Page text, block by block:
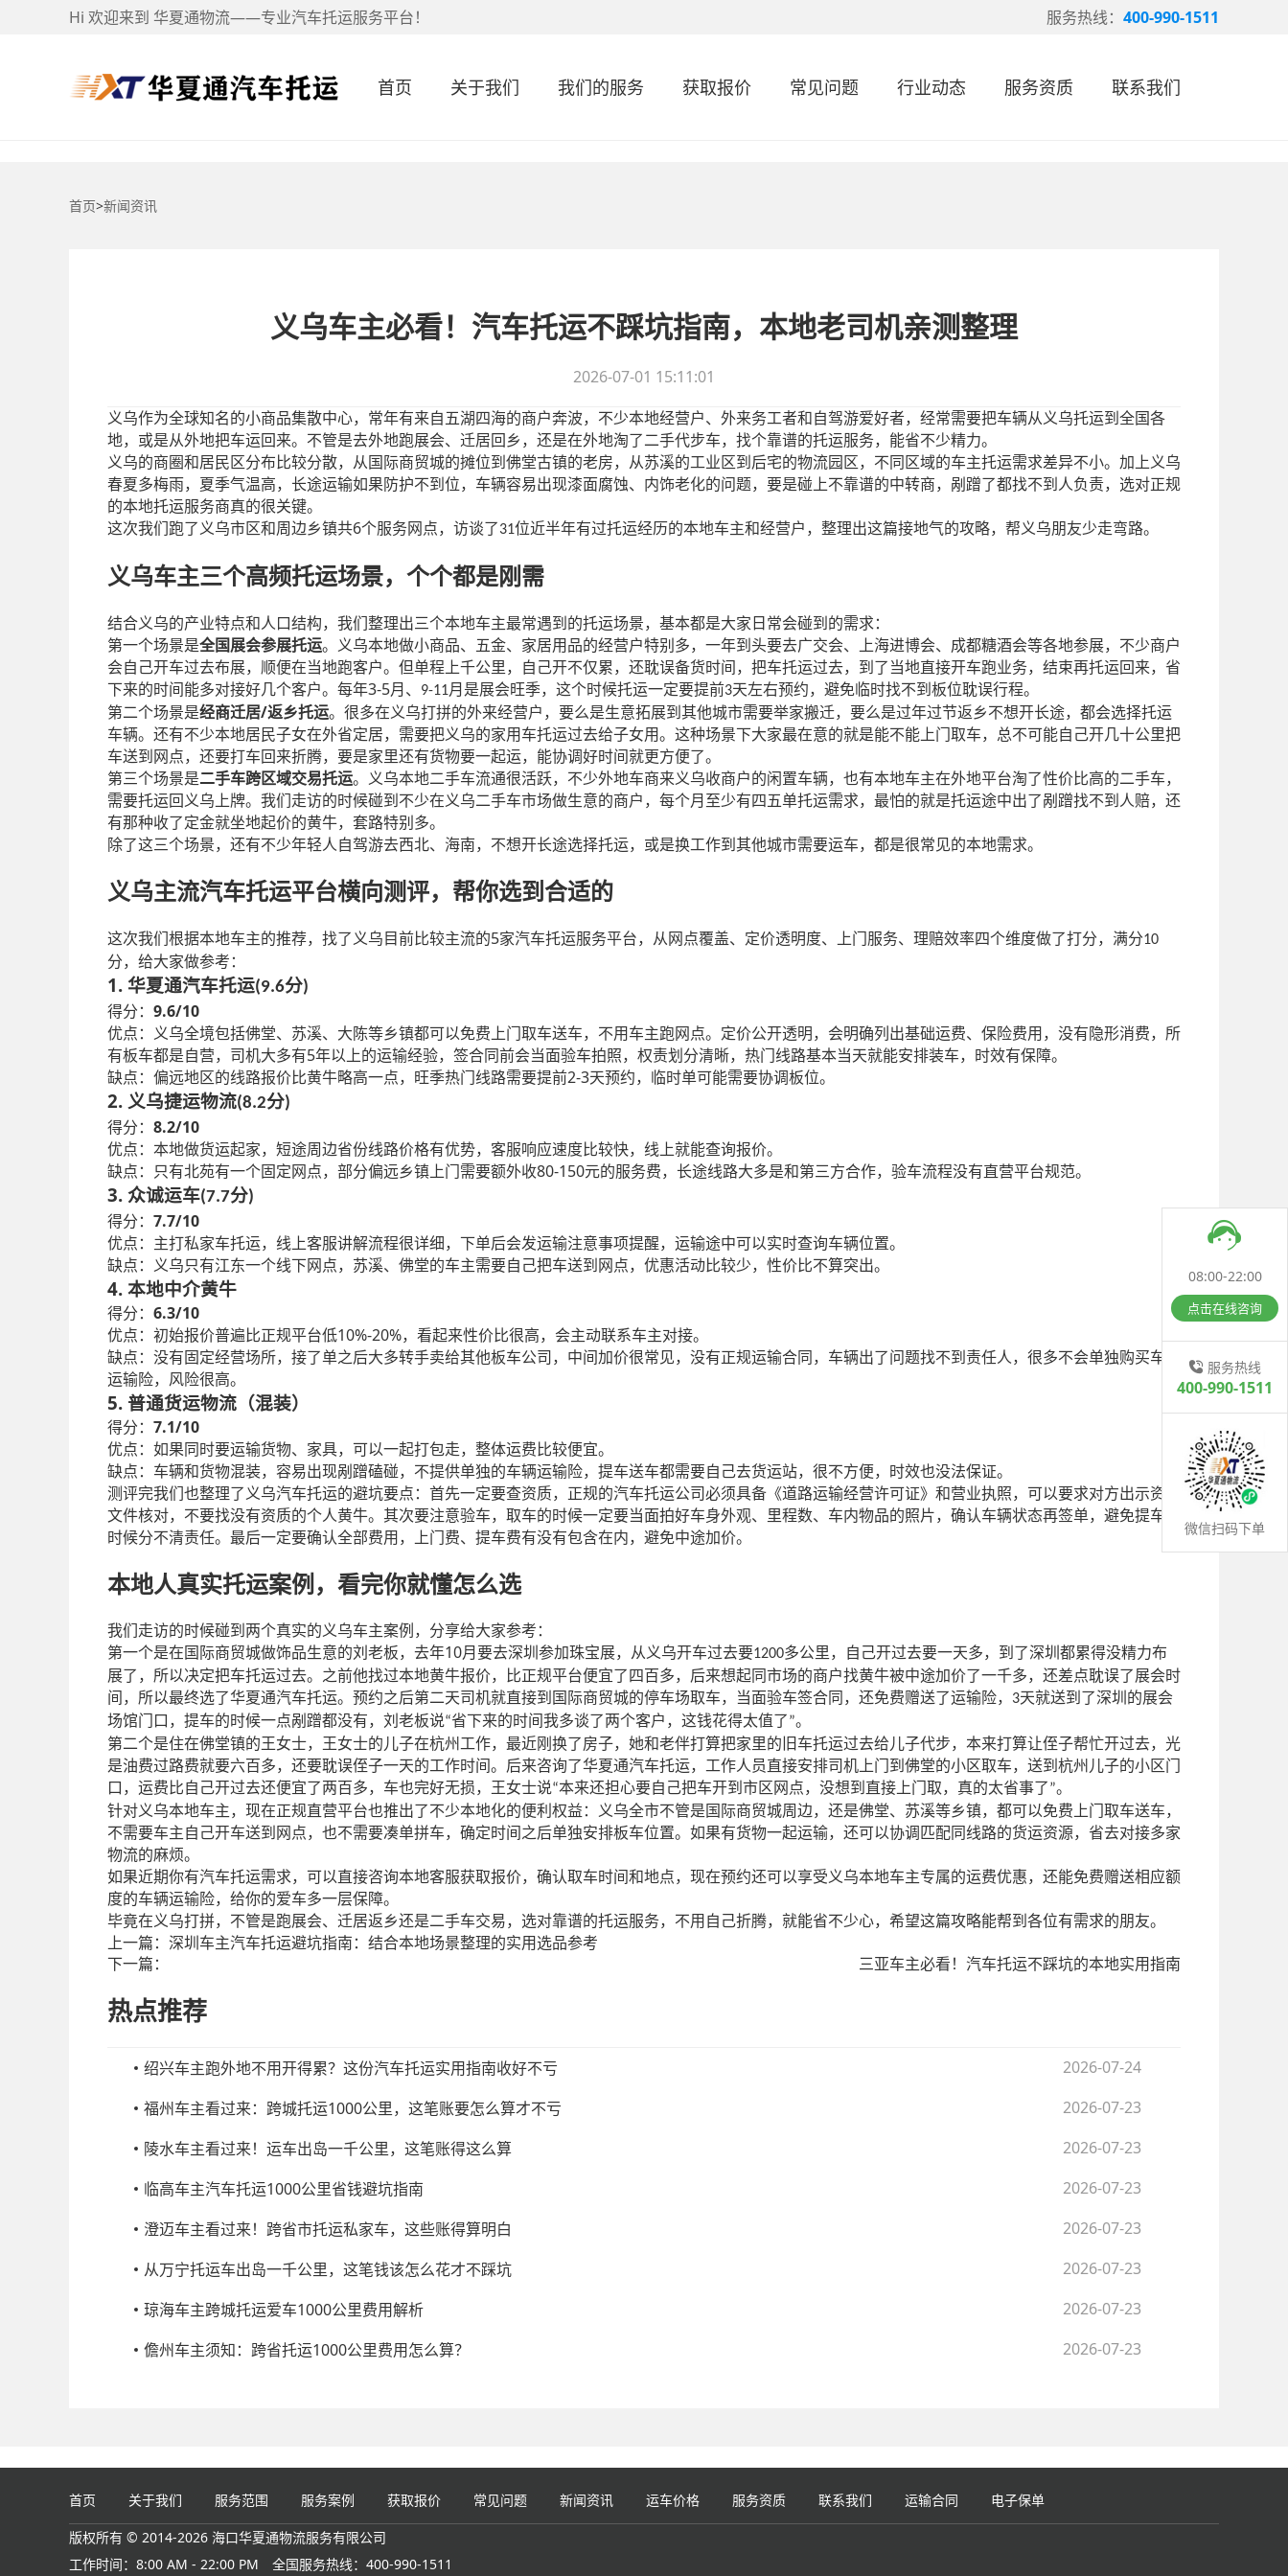
Hi 欢迎来到 华夏通物流——专业汽车托运服务平台！ 服务热线： 400-990-1511
首页 关于我们 我们的服务 获取报价 常见问题 行业动态 服务资质 联系我们
首页>新闻资讯
义乌车主必看！汽车托运不踩坑指南，本地老司机亲测整理
2026-07-01 15:11:01
义乌作为全球知名的小商品集散中心，常年有来自五湖四海的商户奔波，不少本地经营户、外来务工者和自驾游爱好者，经常需要把车辆从义乌托运到全国各
地，或是从外地把车运回来。不管是去外地跑展会、迁居回乡，还是在外地淘了二手代步车，找个靠谱的托运服务，能省不少精力。
义乌的商圈和居民区分布比较分散，从国际商贸城的摊位到佛堂古镇的老房，从苏溪的工业区到后宅的物流园区，不同区域的车主托运需求差异不小。加上义乌
春夏多梅雨，夏季气温高，长途运输如果防护不到位，车辆容易出现漆面腐蚀、内饰老化的问题，要是碰上不靠谱的中转商，剐蹭了都找不到人负责，选对正规
的本地托运服务商真的很关键。
这次我们跑了义乌市区和周边乡镇共6个服务网点，访谈了31位近半年有过托运经历的本地车主和经营户，整理出这篇接地气的攻略，帮义乌朋友少走弯路。
义乌车主三个高频托运场景，个个都是刚需
结合义乌的产业特点和人口结构，我们整理出三个本地车主最常遇到的托运场景，基本都是大家日常会碰到的需求：
第一个场景是全国展会参展托运。义乌本地做小商品、五金、家居用品的经营户特别多，一年到头要去广交会、上海进博会、成都糖酒会等各地参展，不少商户
会自己开车过去布展，顺便在当地跑客户。但单程上千公里，自己开不仅累，还耽误备货时间，把车托运过去，到了当地直接开车跑业务，结束再托运回来，省
下来的时间能多对接好几个客户。每年3-5月、 9-11月是展会旺季，这个时候托运一定要提前3天左右预约，避免临时找不到板位耽误行程。
第二个场景是经商迁居/返乡托运。很多在义乌打拼的外来经营户，要么是生意拓展到其他城市需要举家搬迁，要么是过年过节返乡不想开长途，都会选择托运
车辆。还有不少本地居民子女在外省定居，需要把义乌的家用车托运过去给子女用。这种场景下大家最在意的就是能不能上门取车，总不可能自己开几十公里把
车送到网点，还要打车回来折腾，要是家里还有货物要一起运，能协调好时间就更方便了。
第三个场景是二手车跨区域交易托运。义乌本地二手车流通很活跃，不少外地车商来义乌收商户的闲置车辆，也有本地车主在外地平台淘了性价比高的二手车，
需要托运回义乌上牌。我们走访的时候碰到不少在义乌二手车市场做生意的商户，每个月至少有四五单托运需求，最怕的就是托运途中出了剐蹭找不到人赔，还
有那种收了定金就坐地起价的黄牛，套路特别多。
除了这三个场景，还有不少年轻人自驾游去西北、海南，不想开长途选择托运，或是换工作到其他城市需要运车，都是很常见的本地需求。
义乌主流汽车托运平台横向测评，帮你选到合适的
这次我们根据本地车主的推荐，找了义乌目前比较主流的5家汽车托运服务平台，从网点覆盖、定价透明度、上门服务、理赔效率四个维度做了打分，满分10
分，给大家做参考：
1. 华夏通汽车托运(9.6分)
得分： 9.6/10
优点：义乌全境包括佛堂、苏溪、大陈等乡镇都可以免费上门取车送车，不用车主跑网点。定价公开透明，会明确列出基础运费、保险费用，没有隐形消费，所
有板车都是自营，司机大多有5年以上的运输经验，签合同前会当面验车拍照，权责划分清晰，热门线路基本当天就能安排装车，时效有保障。
缺点：偏远地区的线路报价比黄牛略高一点，旺季热门线路需要提前2-3天预约，临时单可能需要协调板位。
2. 义乌捷运物流(8.2分)
得分： 8.2/10
优点：本地做货运起家，短途周边省份线路价格有优势，客服响应速度比较快，线上就能查询报价。
缺点：只有北苑有一个固定网点，部分偏远乡镇上门需要额外收80-150元的服务费，长途线路大多是和第三方合作，验车流程没有直营平台规范。
3. 众诚运车(7.7分)
得分： 7.7/10
优点：主打私家车托运，线上客服讲解流程很详细，下单后会发运输注意事项提醒，运输途中可以实时查询车辆位置。
缺点：义乌只有江东一个线下网点，苏溪、佛堂的车主需要自己把车送到网点，优惠活动比较少，性价比不算突出。
4. 本地中介黄牛
得分： 6.3/10
优点：初始报价普遍比正规平台低10%-20%，看起来性价比很高，会主动联系车主对接。
缺点：没有固定经营场所，接了单之后大多转手卖给其他板车公司，中间加价很常见，没有正规运输合同，车辆出了问题找不到责任人，很多不会单独购买车辆
运输险，风险很高。
5. 普通货运物流（混装）
得分： 7.1/10
优点：如果同时要运输货物、家具，可以一起打包走，整体运费比较便宜。
缺点：车辆和货物混装，容易出现剐蹭磕碰，不提供单独的车辆运输险，提车送车都需要自己去货运站，很不方便，时效也没法保证。
测评完我们也整理了义乌汽车托运的避坑要点：首先一定要查资质，正规的汽车托运公司必须具备《道路运输经营许可证》和营业执照，可以要求对方出示资质
文件核对，不要找没有资质的个人黄牛。其次要注意验车，取车的时候一定要当面拍好车身外观、里程数、车内物品的照片，确认车辆状态再签单，避免提车的
时候分不清责任。最后一定要确认全部费用，上门费、提车费有没有包含在内，避免中途加价。
本地人真实托运案例，看完你就懂怎么选
我们走访的时候碰到两个真实的义乌车主案例，分享给大家参考：
第一个是在国际商贸城做饰品生意的刘老板，去年10月要去深圳参加珠宝展，从义乌开车过去要1200多公里，自己开过去要一天多，到了深圳都累得没精力布
展了，所以决定把车托运过去。之前他找过本地黄牛报价，比正规平台便宜了四百多，后来想起同市场的商户找黄牛被中途加价了一千多，还差点耽误了展会时
间，所以最终选了华夏通汽车托运。预约之后第二天司机就直接到国际商贸城的停车场取车，当面验车签合同，还免费赠送了运输险， 3天就送到了深圳的展会
场馆门口，提车的时候一点剐蹭都没有，刘老板说“省下来的时间我多谈了两个客户，这钱花得太值了”。
第二个是住在佛堂镇的王女士，王女士的儿子在杭州工作，最近刚换了房子，她和老伴打算把家里的旧车托运过去给儿子代步，本来打算让侄子帮忙开过去，光
是油费过路费就要六百多，还要耽误侄子一天的工作时间。后来咨询了华夏通汽车托运，工作人员直接安排司机上门到佛堂的小区取车，送到杭州儿子的小区门
口，运费比自己开过去还便宜了两百多，车也完好无损，王女士说“本来还担心要自己把车开到市区网点，没想到直接上门取，真的太省事了”。
针对义乌本地车主，现在正规直营平台也推出了不少本地化的便利权益：义乌全市不管是国际商贸城周边，还是佛堂、苏溪等乡镇，都可以免费上门取车送车，
不需要车主自己开车送到网点，也不需要凑单拼车，确定时间之后单独安排板车位置。如果有货物一起运输，还可以协调匹配同线路的货运资源，省去对接多家
物流的麻烦。
如果近期你有汽车托运需求，可以直接咨询本地客服获取报价，确认取车时间和地点，现在预约还可以享受义乌本地车主专属的运费优惠，还能免费赠送相应额
度的车辆运输险，给你的爱车多一层保障。
毕竟在义乌打拼，不管是跑展会、迁居返乡还是二手车交易，选对靠谱的托运服务，不用自己折腾，就能省不少心，希望这篇攻略能帮到各位有需求的朋友。
上一篇： 深圳车主汽车托运避坑指南：结合本地场景整理的实用选品参考
下一篇：
三亚车主必看！汽车托运不踩坑的本地实用指南
热点推荐
绍兴车主跑外地不用开得累？这份汽车托运实用指南收好不亏
2026-07-24
福州车主看过来：跨城托运1000公里，这笔账要怎么算才不亏
2026-07-23
陵水车主看过来！运车出岛一千公里，这笔账得这么算
2026-07-23
临高车主汽车托运1000公里省钱避坑指南
2026-07-23
澄迈车主看过来！跨省市托运私家车，这些账得算明白
2026-07-23
从万宁托运车出岛一千公里，这笔钱该怎么花才不踩坑
2026-07-23
琼海车主跨城托运爱车1000公里费用解析
2026-07-23
儋州车主须知：跨省托运1000公里费用怎么算？
2026-07-23
首页 关于我们 服务范围 服务案例 获取报价 常见问题 新闻资讯 运车价格 服务资质 联系我们 运输合同 电子保单
版权所有 © 2014-2026 海口华夏通物流服务有限公司
工作时间：8:00 AM - 22:00 PM
全国服务热线：400-990-1511
08:00-22:00
点击在线咨询
服务热线
400-990-1511
微信扫码下单